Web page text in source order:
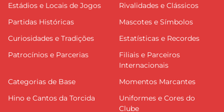
Estádios e Locais de Jogos
Rivalidades e Clássicos
Partidas Históricas
Mascotes e Símbolos
Curiosidades e Tradições
Estatísticas e Recordes
Patrocínios e Parcerias
Filiais e Parceiros
Internacionais
Categorias de Base
Momentos Marcantes
Hino e Cantos da Torcida
Uniformes e Cores do
Clube